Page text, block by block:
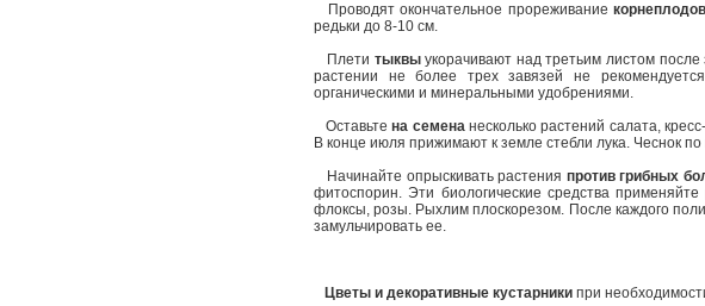
Проводят окончательное прореживание корнеплодов
редьки до 8-10 см.
Плети тыквыукорачивают над третьим листом
растении не более трех завязей не
органическими и минеральными удобрениями.
Оставьтена семенанесколько растений салата,
В конце июля прижимают к земле стебли лука. Чеснок
Начинайте опрыскивать растения против грибных
фитоспорин. Эти биологические средства
флоксы, розы. Рыхлим плоскорезом. После каждого
замульчировать ее.
Цветы и декоративные кустарники при